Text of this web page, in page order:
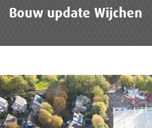
Bouw update Wijchen